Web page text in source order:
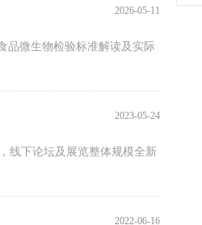
2026-05-11
品微生物检验标准解读及实际
2023-05-24
线下论坛及展览整体规模全新
2022-06-16